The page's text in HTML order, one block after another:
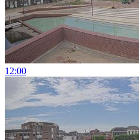
12:00